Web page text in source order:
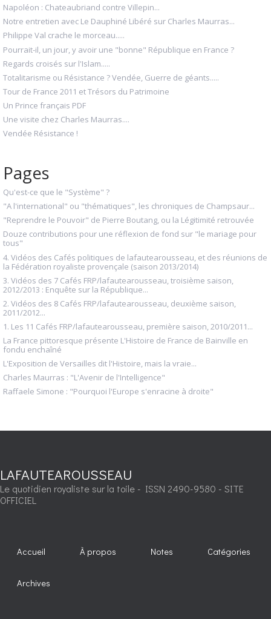
Napoléon : Chateaubriand contre Villepin...
Notre entretien avec Le Dauphiné Libéré sur Charles Maurras...
Philippe Val crache le morceau.....
Pourrait-il, un jour, y avoir une "bonne" République en France ?
Regards croisés sur l'Islam.....
Totalitarisme ou Résistance ? Vendée, Guerre de géants.....
Tour de France 2011 et Trésors du Patrimoine
Un Prince français PDF
Une visite chez Charles Maurras....
Vendée Résistance !
Pages
Qu'est-ce que le "Système" ?
"A l'international" ou "thématiques", les chroniques de Champsaur...
"Reprendre le Pouvoir" de Pierre Boutang, ou la Légitimité retrouvée
Douze contributions pour une réflexion de fond sur "le mariage pour
tous"
4. Vidéos des Cafés politiques de lafautearousseau, et des réunions de
la Fédération royaliste provençale (saison 2013/2014)
3. Vidéos des 7 Cafés FRP/lafautearousseau, troisième saison,
2012/2013 : Enquête sur la République...
2. Vidéos des 8 Cafés FRP/lafautearousseau, deuxième saison,
2011/2012...
1. Les 11 Cafés FRP/lafautearousseau, première saison, 2010/2011...
La France pittoresque présente L'Histoire de France de Bainville en
fondu enchaîné
L'Exposition de Versailles dit l'Histoire, mais la vraie...
Charles Maurras : "L'Avenir de l'Intelligence"
Raffaele Simone : "Pourquoi l'Europe s'enracine à droite"
LAFAUTEAROUSSEAU
Le quotidien royaliste sur la toile - ISSN 2490-9580 - SITE
OFFICIEL
Accueil À propos Notes Catégories
Archives